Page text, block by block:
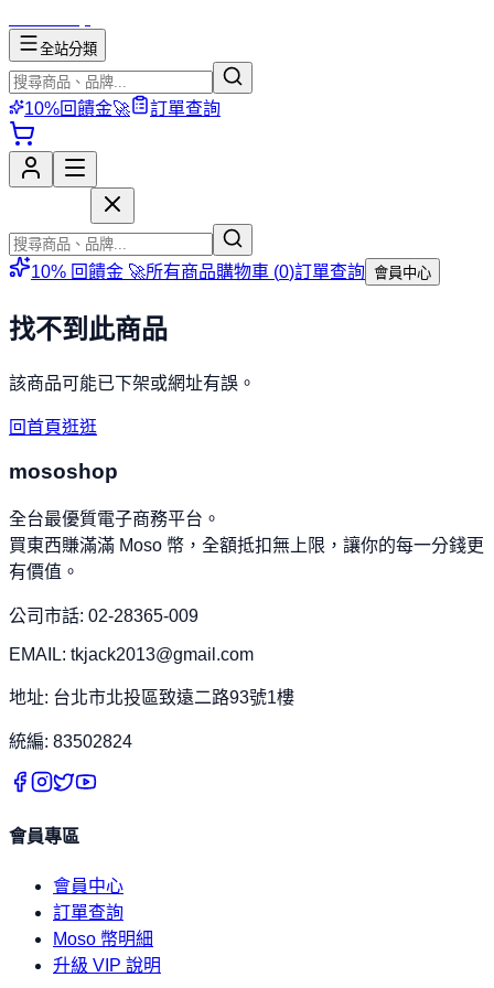
全站分類
10%回饋金🚀 訂單查詢
10% 回饋金 🚀所有商品購物車 (0)訂單查詢 會員中心
找不到此商品
該商品可能已下架或網址有誤。
回首頁逛逛
mososhop
全台最優質電子商務平台。
買東西賺滿滿 Moso 幣，全額抵扣無上限，讓你的每一分錢更
有價值。
公司市話: 02-28365-009
EMAIL: tkjack2013@gmail.com
地址: 台北市北投區致遠二路93號1樓
統編: 83502824
會員專區
會員中心
訂單查詢
Moso 幣明細
升級 VIP 說明